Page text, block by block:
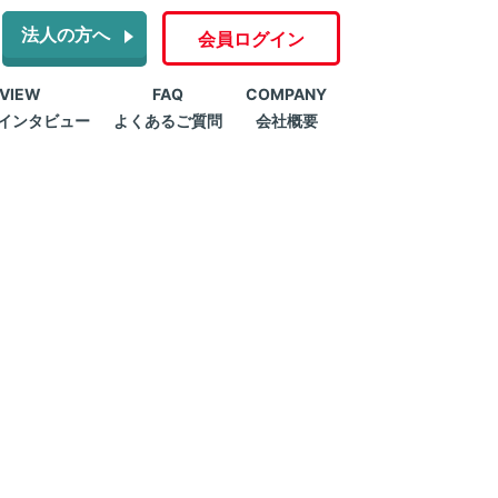
法人の方へ 会員ログイン
ンタビュー
FAQ
よくあるご質問
COMPANY
会社概要